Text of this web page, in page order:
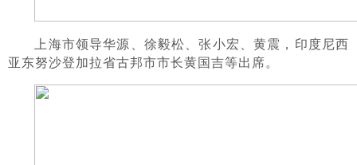
上海市领导华源、徐毅松、张小宏、黄震，印度尼西
亚东努沙登加拉省古邦市市长黄国吉等出席。